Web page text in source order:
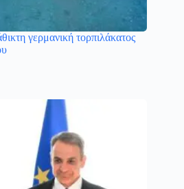
γερμανική τορπιλάκατος